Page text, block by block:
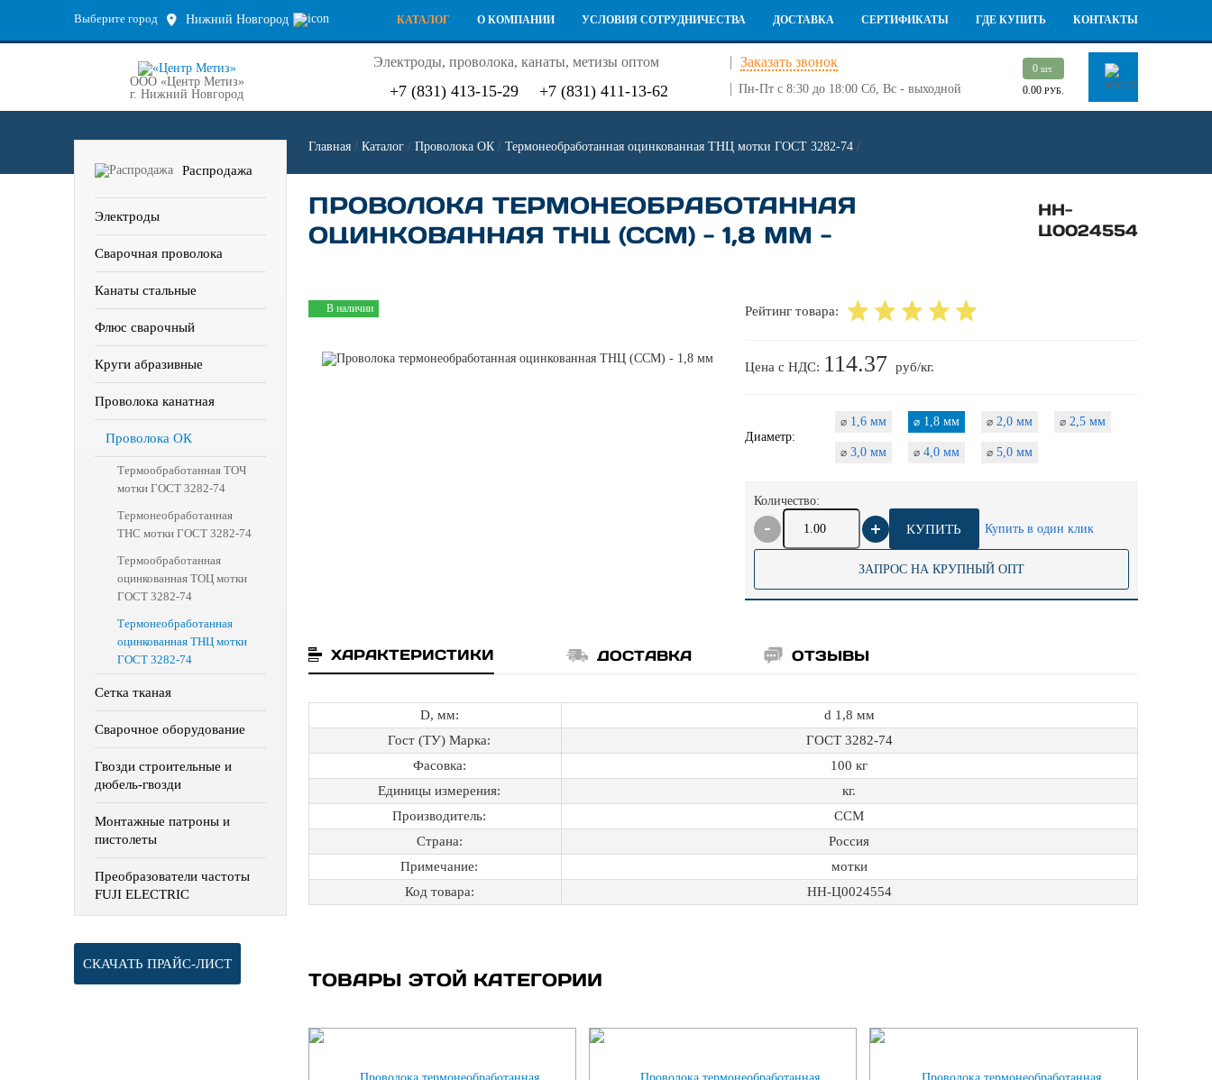
Выберите город Нижний Новгород КАТАЛОГ О КОМПАНИИ УСЛОВИЯ СОТРУДНИЧЕСТВА ДОСТАВКА СЕРТИФИКАТЫ ГДЕ КУПИТЬ КОНТАКТЫ
ООО «Центр Метиз»
г. Нижний Новгород
Электроды, проволока, канаты, метизы оптом Заказать звонок
+7 (831) 413-15-29 +7 (831) 411-13-62 Пн-Пт с 8:30 до 18:00 Сб, Вс - выходной
0шт.
0.00 РУБ.
Распродажа
Электроды
Сварочная проволока
Канаты стальные
Флюс сварочный
Круги абразивные
Проволока канатная
Проволока ОК
Термообработанная ТОЧ
мотки ГОСТ 3282-74
Термонеобработанная
ТНС мотки ГОСТ 3282-74
Термообработанная
оцинкованная ТОЦ мотки
ГОСТ 3282-74
Термонеобработанная
оцинкованная ТНЦ мотки
ГОСТ 3282-74
Сетка тканая
Сварочное оборудование
Гвозди строительные и
дюбель-гвозди
Монтажные патроны и
пистолеты
Преобразователи частоты
FUJI ELECTRIC
СКАЧАТЬ ПРАЙС-ЛИСТ
Главная / Каталог / Проволока ОК / Термонеобработанная оцинкованная ТНЦ мотки ГОСТ 3282-74 /
ПРОВОЛОКА ТЕРМОНЕОБРАБОТАННАЯ
ОЦИНКОВАННАЯ ТНЦ (ССМ) - 1,8 ММ -
НН-
Ц0024554
В наличии Рейтинг товара:
Цена с НДС: 114.37 руб/кг.
Диаметр:
⌀1,6 мм ⌀1,8 мм ⌀2,0 мм ⌀2,5 мм
⌀3,0 мм ⌀4,0 мм ⌀5,0 мм
Количество:
КУПИТЬ Купить в один клик
ЗАПРОС НА КРУПНЫЙ ОПТ
ХАРАКТЕРИСТИКИ ДОСТАВКА ОТЗЫВЫ
D, мм:
d 1,8 мм
Гост (ТУ) Марка:
ГОСТ 3282-74
Фасовка:
100 кг
Единицы измерения:
кг.
Производитель:
ССМ
Страна:
Россия
Примечание:
мотки
Код товара:
НН-Ц0024554
ТОВАРЫ ЭТОЙ КАТЕГОРИИ